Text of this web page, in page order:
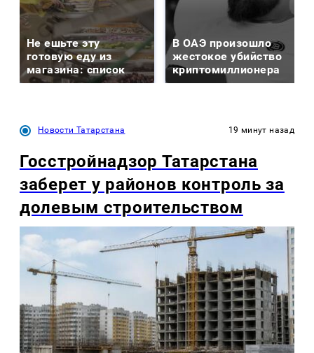
Не ешьте эту
готовую еду из
магазина: список
В ОАЭ произошло
жестокое убийство
криптомиллионера
Новости Татарстана 19 минут назад
Госстройнадзор Татарстана
заберет у районов контроль за
долевым строительством